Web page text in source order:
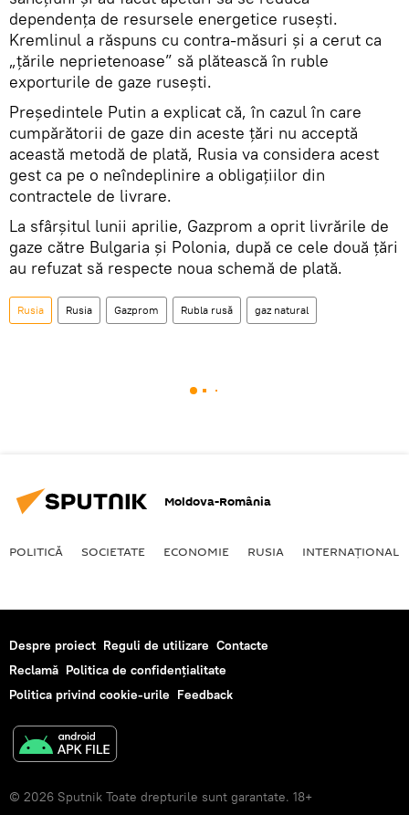
dependența de resursele energetice rusești.
Kremlinul a răspuns cu contra-măsuri și a cerut ca
„țările neprietenoase” să plătească în ruble
exporturile de gaze rusești.
Președintele Putin a explicat că, în cazul în care
cumpărătorii de gaze din aceste ţări nu acceptă
această metodă de plată, Rusia va considera acest
gest ca pe o neîndeplinire a obligaţiilor din
contractele de livrare.
La sfârșitul lunii aprilie, Gazprom a oprit livrările de
gaze către Bulgaria și Polonia, după ce cele două țări
au refuzat să respecte noua schemă de plată.
Rusia Rusia Gazprom Rubla rusă gaz natural
Moldova-România
POLITICĂ SOCIETATE ECONOMIE RUSIA INTERNAŢIONAL
Despre proiect Reguli de utilizare Contacte
Reclamă Politica de confidențialitate
Politica privind cookie-urile Feedback
© 2026 Sputnik Toate drepturile sunt garantate. 18+